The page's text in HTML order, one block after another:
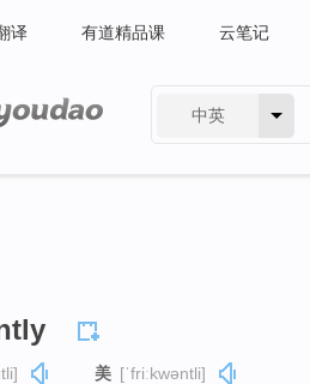
译 有道精品课 云笔记
中英
美 [ˈfriːkwəntli]